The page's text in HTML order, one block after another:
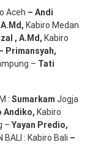
Aceh – Andi
A.Md , Kabiro Medan
, A.Md , Kabiro
Primansyah,
– Tati
: Sumarkam Jogja
Andiko, Kabiro
– Yayan Predio,
BALI : Kabiro Bali –